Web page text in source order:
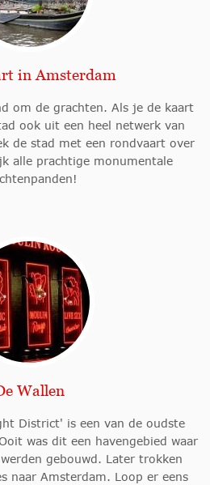
in Amsterdam
om de grachten. Als je de kaart
ook uit een heel netwerk van
de stad met een rondvaart over
alle prachtige monumentale
Wallen
District' is een van de oudste
was dit een havengebied waar
gebouwd. Later trokken
naar Amsterdam. Loop er eens